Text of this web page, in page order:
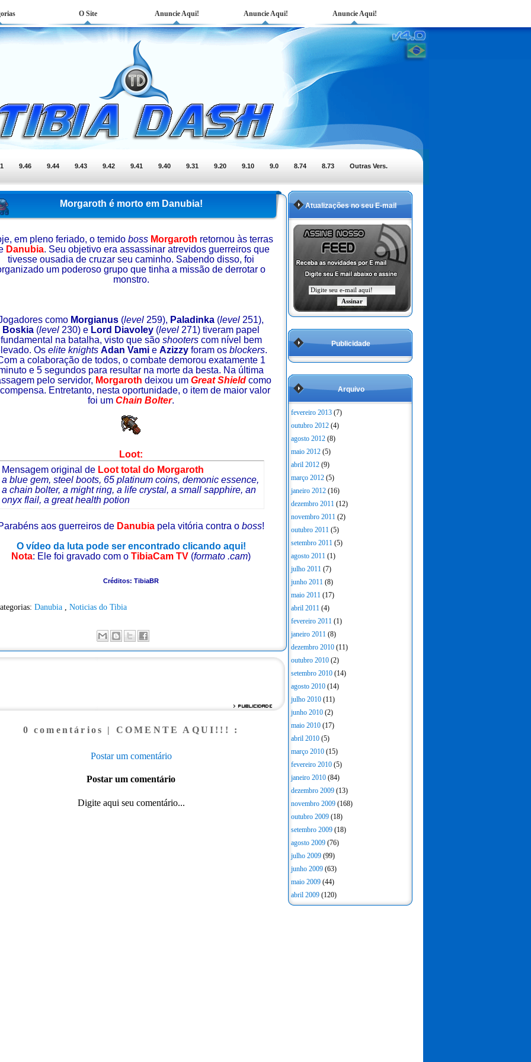
O Site Anuncie Aqui! Anuncie Aqui! Anuncie Aqui!
9.46 9.44 9.43 9.42 9.41 9.40 9.31 9.20 9.10 9.0 8.74 8.73 Outras Vers.
Morgaroth é morto em Danubia!
em pleno feriado, o temido boss Morgaroth retornou às terras
Danubia. Seu objetivo era assassinar atrevidos guerreiros que
tivesse ousadia de cruzar seu caminho. Sabendo disso, foi
um poderoso grupo que tinha a missão de derrotar o
monstro.
como Morgianus (level 259), Paladinka (level 251),
Boskia (level 230) e Lord Diavoley (level 271) tiveram papel
fundamental na batalha, visto que são shooterscom nível bem
Os elite knights Adan Vamie Azizzyforam os blockers.
a colaboração de todos, o combate demorou exatamente 1
e 5 segundos para resultar na morte da besta. Na última
pelo servidor, Morgaroth deixou um Great Shield como
Entretanto, nesta oportunidade, o item de maior valor
foi um Chain Bolter.
Loot:
Mensagem original de Loot total do Morgaroth
a blue gem, steel boots, 65 platinum coins, demonic essence,
a chain bolter, a might ring, a life crystal, a small sapphire, an
onyx flail, a great health potion
aos guerreiros de Danubia pela vitória contra o boss!
O vídeo da luta pode ser encontrado clicando aqui!
Nota: Ele foi gravado com o TibiaCam TV (formato .cam)
Créditos: TibiaBR
Danubia Noticias do Tibia
0 comentários | COMENTE AQUI!!! :
Postar um comentário
Postar um comentário
Digite aqui seu comentário...
Atualizações no seu E-mail
Publicidade
Arquivo
fevereiro 2013 (7)
outubro 2012 (4)
agosto 2012 (8)
maio 2012 (5)
abril 2012 (9)
março 2012 (5)
janeiro 2012 (16)
dezembro 2011 (12)
novembro 2011 (2)
outubro 2011 (5)
setembro 2011 (5)
agosto 2011 (1)
julho 2011 (7)
junho 2011 (8)
maio 2011 (17)
abril 2011 (4)
fevereiro 2011 (1)
janeiro 2011 (8)
dezembro 2010 (11)
outubro 2010 (2)
setembro 2010 (14)
agosto 2010 (14)
julho 2010 (11)
junho 2010 (2)
maio 2010 (17)
abril 2010 (5)
março 2010 (15)
fevereiro 2010 (5)
janeiro 2010 (84)
dezembro 2009 (13)
novembro 2009 (168)
outubro 2009 (18)
setembro 2009 (18)
agosto 2009 (76)
julho 2009 (99)
junho 2009 (63)
maio 2009 (44)
abril 2009 (120)